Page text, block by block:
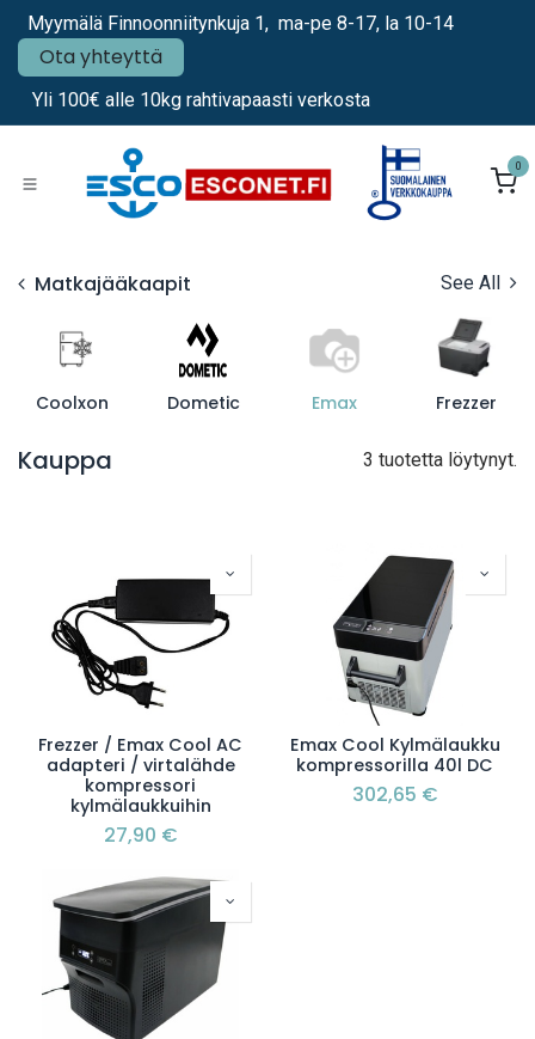
Siirry sisältöön
Myymälä Finnoonniitynkuja 1, ma-pe 8-17, la 10-14
Ota yhteyttä
Yli 100€ alle 10kg rahtivapaasti verkosta
0
Matkajääkaapit See All
Coolxon Dometic Emax Frezzer
Kauppa 3 tuotetta löytynyt.
Frezzer / Emax Cool AC
adapteri / virtalähde
kompressori
kylmälaukkuihin
27,90 €
Emax Cool Kylmälaukku
kompressorilla 40l DC
302,65 €